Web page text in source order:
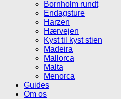
Bornholm rundt
Endagsture
Harzen
Hærvejen
Kyst til kyst stien
Madeira
Mallorca
Malta
Menorca
Guides
Om os